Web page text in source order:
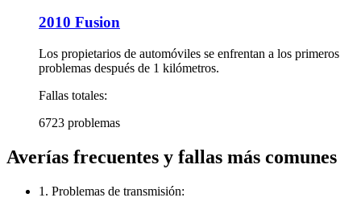
2010 Fusion
Los propietarios de automóviles se enfrentan a los primeros
problemas después de 1 kilómetros.
Fallas totales:
6723 problemas
Averías frecuentes y fallas más comunes
1. Problemas de transmisión: